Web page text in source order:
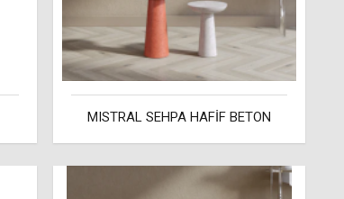
MISTRAL SEHPA HAFİF BETON